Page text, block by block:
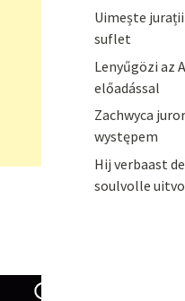
Uimește
suflet
Lenyűgözi az
előadással
Zachwyca
występem
Hij verbaast
soulvolle